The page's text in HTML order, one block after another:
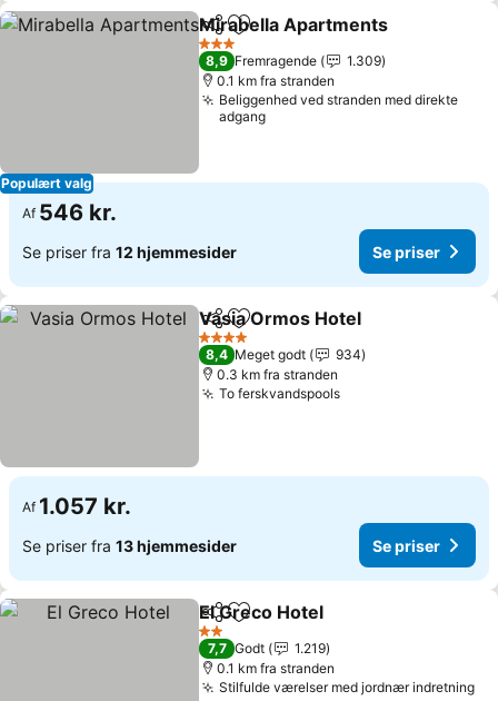
Populært valg
Del Føj til favoritter
Mirabella Apartments
3 Stjerner
8,9 Fremragende
1.309
0.1 km fra stranden
Beliggenhed ved stranden med direkte
adgang
Af 546 kr.
Se priser fra 12 hjemmesider Se priser
Del Føj til favoritter
Vasia Ormos Hotel
4 Stjerner
8,4 Meget godt
934
0.3 km fra stranden
To ferskvandspools
Af 1.057 kr.
Se priser fra 13 hjemmesider Se priser
Del Føj til favoritter
El Greco Hotel
2 Stjerner
7,7 Godt
1.219
0.1 km fra stranden
Stilfulde værelser med jordnær indretning